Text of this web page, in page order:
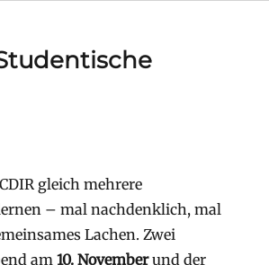
gleich mehrere
– mal nachdenklich, mal
Lachen. Zwei
am 10. Novemberund der